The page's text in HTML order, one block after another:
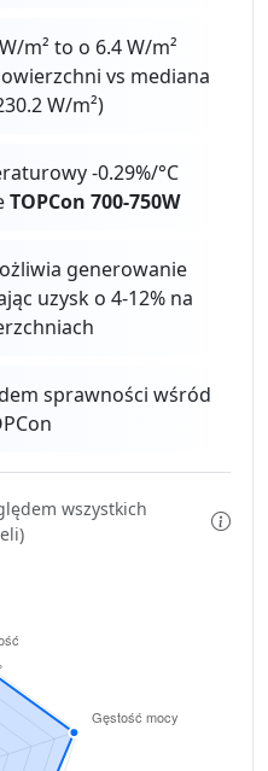
m² to o 6.4 W/m²
vs mediana
W/m²)
-0.29%/°C
TOPCon 700-750W
generowanie
uzysk o 4-12% na
sprawności wśród
wszystkich